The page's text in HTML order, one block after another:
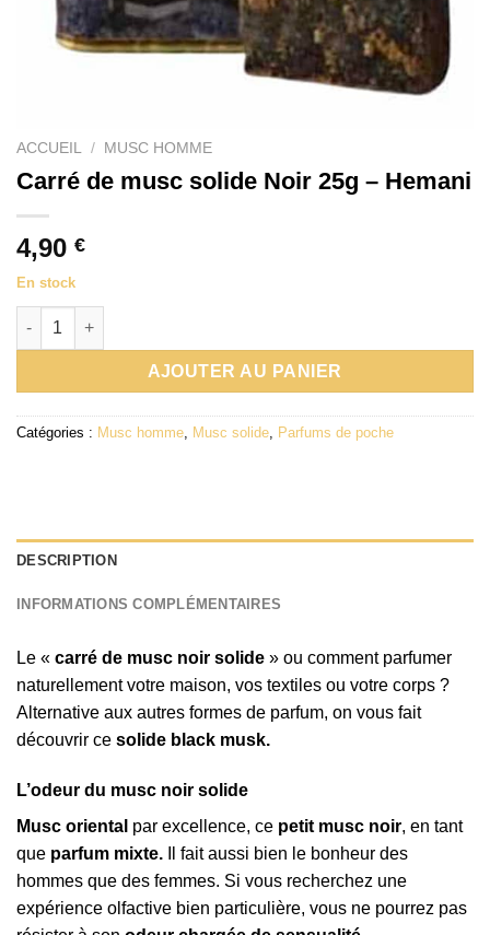
ACCUEIL / MUSC HOMME
Carré de musc solide Noir 25g – Hemani
4,90 €
En stock
quantité de Carré de musc solide Noir 25g – Hemani
AJOUTER AU PANIER
Catégories : Musc homme Musc solide Parfums de poche
DESCRIPTION
INFORMATIONS COMPLÉMENTAIRES
Le « carré de musc noir solide » ou comment parfumer
naturellement votre maison, vos textiles ou votre corps ?
Alternative aux autres formes de parfum, on vous fait
découvrir ce solide black musk.
L’odeur du musc noir solide
Musc oriental par excellence, ce petit musc noir, en tant
que parfum mixte. Il fait aussi bien le bonheur des
hommes que des femmes. Si vous recherchez une
expérience olfactive bien particulière, vous ne pourrez pas